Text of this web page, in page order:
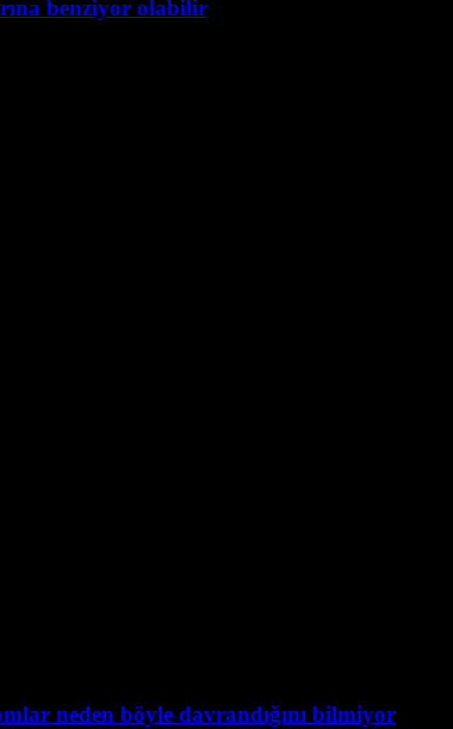
benziyor olabilir
neden böyle davrandığını bilmiyor